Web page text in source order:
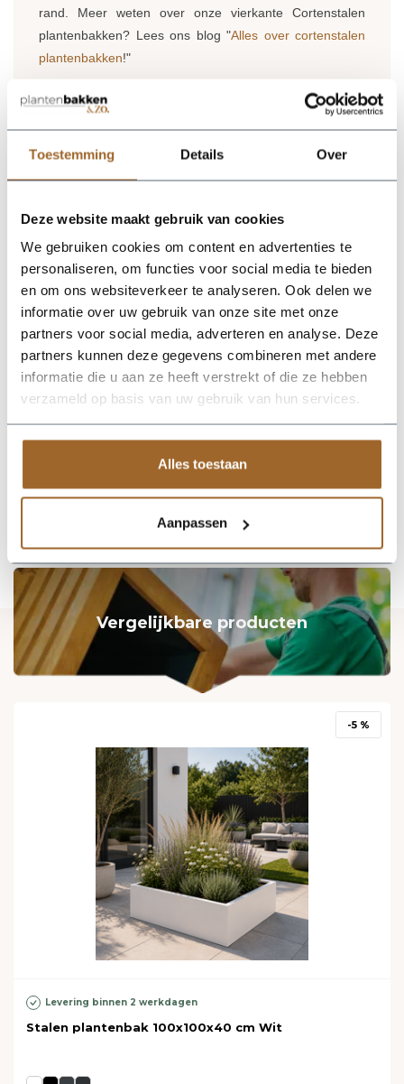
Toestemming Details Over
Deze website maakt gebruik van cookies
We gebruiken cookies om content en advertenties te
personaliseren, om functies voor social media te bieden
en om ons websiteverkeer te analyseren. Ook delen we
informatie over uw gebruik van onze site met onze
partners voor social media, adverteren en analyse. Deze
partners kunnen deze gegevens combineren met andere
informatie die u aan ze heeft verstrekt of die ze hebben
verzameld op basis van uw gebruik van hun services.
Alles toestaan
Aanpassen
rand. Meer weten over onze vierkante Cortenstalen
plantenbakken? Lees ons blog "Alles over cortenstalen
plantenbakken!"
Staat jouw maat cortenstalen plantenbak er
niet bij? Neem contact op en we kijken samen naar de
mogelijkheden.
: Onze vierkante cortenstalen plantenbakken
thuisbezorgd. Dit gebeurd eigenlijk altijd binnen 4
wij brengen jou hier uiteraard van op de hoogte!
Op zoek naar een vakkundige
hulp?
Vergelijkbare producten
-5 %
Levering binnen 2 werkdagen
Stalen plantenbak 100x100x40 cm Wit